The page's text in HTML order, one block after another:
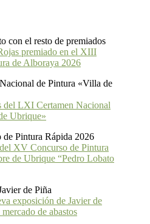
premiado en el XIII
de Alboraya 2026
del LXI Certamen Nacional
Ubrique»
XV Concurso de Pintura
de Ubrique “Pedro Lobato
exposición de Javier de
de abastos